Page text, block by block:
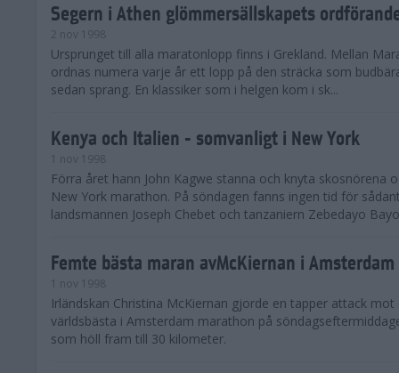
Segern i Athen glömmersällskapets
2 nov 1998
Ursprunget till alla maratonlopp finns i Grekland. Mellan
ordnas numera varje år ett lopp på den sträcka som
sedan sprang. En klassiker som i helgen kom i sk...
Kenya och Italien - somvanligt i New York
1 nov 1998
Förra året hann John Kagwe stanna och knyta skosnörena
New York marathon. På söndagen fanns ingen tid för
landsmannen Joseph Chebet och tanzaniern Zebedayo
Femte bästa maran avMcKiernan i Amsterdam
1 nov 1998
Irländskan Christina McKiernan gjorde en tapper attack mot
världsbästa i Amsterdam marathon på
som höll fram till 30 kilometer.